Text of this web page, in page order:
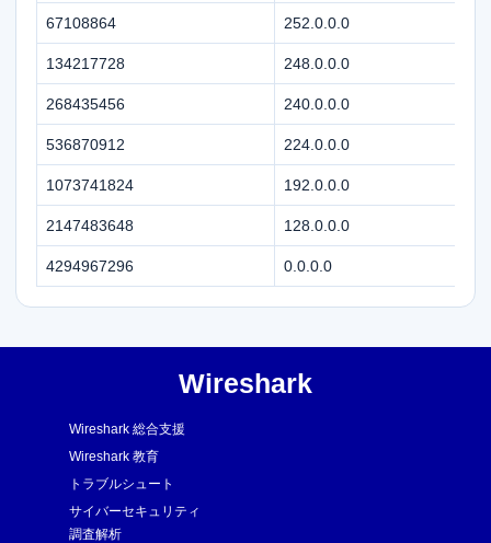
67108864 252.0.0.0
134217728 248.0.0.0
268435456 240.0.0.0
536870912 224.0.0.0
1073741824 192.0.0.0
2147483648 128.0.0.0
4294967296 0.0.0.0
Wireshark
Wireshark 総合支援
Wireshark 教育
トラブルシュート
サイバーセキュリティ
調査解析